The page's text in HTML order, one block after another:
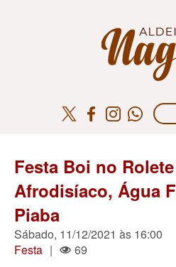
Festa Boi no
Afrodisíaco, Água
Piaba
Sábado, 11/12/2021 às 16:00
Festa | 69